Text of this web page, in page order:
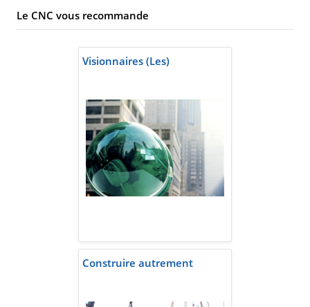
Le CNC vous recommande
Visionnaires (Les)
Construire autrement